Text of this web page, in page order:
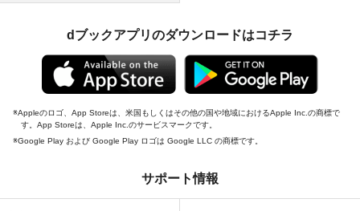
dブックアプリのダウンロードはコチラ
Appleのロゴ、App Storeは、米国もしくはその他の国や地域におけるApple Inc.の商標で
す。App Storeは、Apple Inc.のサービスマークです。
Google Play および Google Play ロゴは Google LLC の商標です。
サポート情報